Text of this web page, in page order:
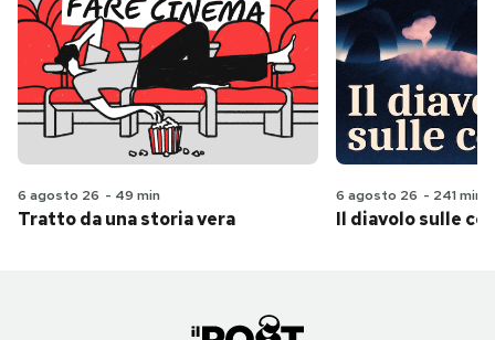
6 agosto 26 - 49 min
Tratto da una storia vera
6 agosto 26 - 241 min
Il diavolo sulle